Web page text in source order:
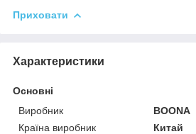
Приховати
Характеристики
Основні
Виробник
BOONA
Країна виробник
Китай